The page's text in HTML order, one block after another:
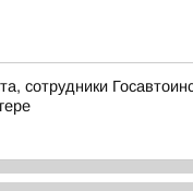
сотрудники